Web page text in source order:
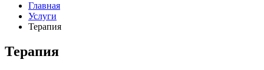
Главная
Услуги
Терапия
Терапия